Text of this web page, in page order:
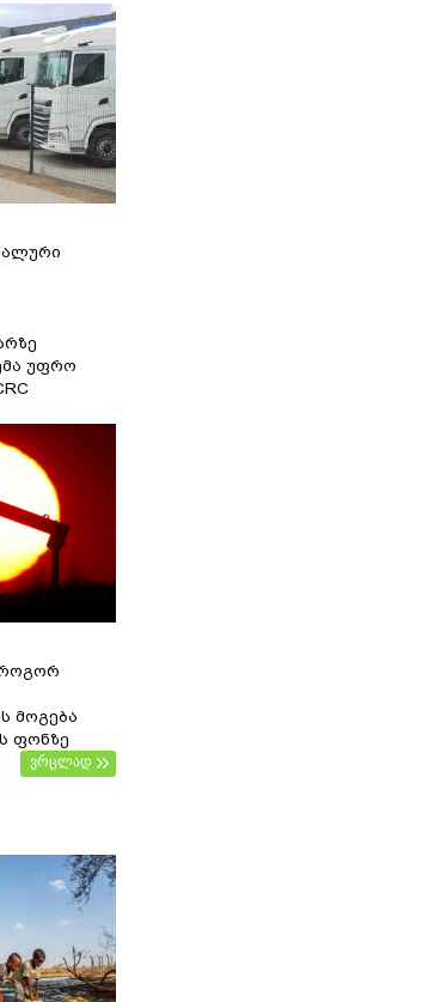
უფრო
როგორ
მოგება
ფონზე
ვრცლად